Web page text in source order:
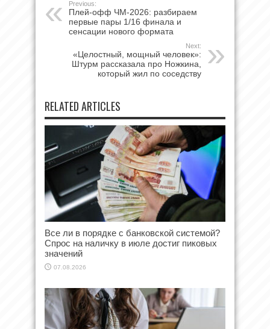
Previous:
Плей-офф ЧМ-2026: разбираем
первые пары 1/16 финала и
сенсации нового формата
Next:
«Целостный, мощный человек»:
Штурм рассказала про Ножкина,
который жил по соседству
RELATED ARTICLES
Все ли в порядке с банковской системой?
Спрос на наличку в июле достиг пиковых
значений
07.08.2026